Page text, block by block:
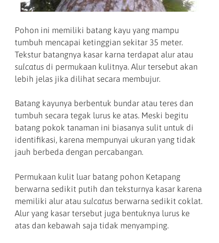
Pohon ini memiliki batang kayu yang mampu
tumbuh mencapai ketinggian sekitar 35 meter.
Tekstur batangnya kasar karna terdapat alur atau
sulcatus di permukaan kulitnya. Alur tersebut akan
lebih jelas jika dilihat secara membujur.
Batang kayunya berbentuk bundar atau teres dan
tumbuh secara tegak lurus ke atas. Meski begitu
batang pokok tanaman ini biasanya sulit untuk di
identifikasi, karena mempunyai ukuran yang tidak
jauh berbeda dengan percabangan.
Permukaan kulit luar batang pohon Ketapang
berwarna sedikit putih dan teksturnya kasar karena
memiliki alur atau sulcatus berwarna sedikit coklat.
Alur yang kasar tersebut juga bentuknya lurus ke
atas dan kebawah saja tidak menyamping.